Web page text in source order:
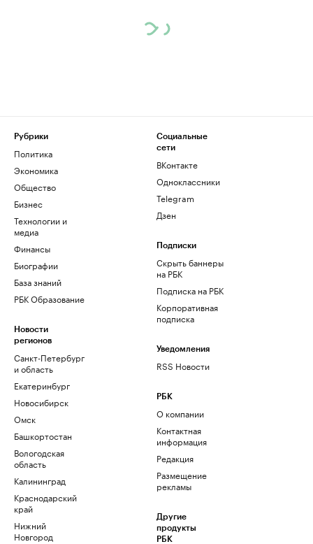
Рубрики
Политика
Экономика
Общество
Бизнес
Технологии и
медиа
Финансы
Биографии
База знаний
РБК Образование
Новости
регионов
Санкт-Петербург
и область
Екатеринбург
Новосибирск
Омск
Башкортостан
Вологодская
область
Калининград
Краснодарский
край
Нижний
Новгород
Социальные
сети
ВКонтакте
Одноклассники
Telegram
Дзен
Подписки
Скрыть баннеры
на РБК
Подписка на РБК
Корпоративная
подписка
Уведомления
RSS Новости
РБК
О компании
Контактная
информация
Редакция
Размещение
рекламы
Другие
продукты
РБК